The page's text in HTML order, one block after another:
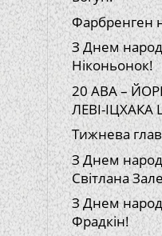
Фарбренген
З Днем
Ніконьонок!
20 АВА –
ЛЕВІ-
Тижнева
З Днем
Світлана
З Днем
Фрадкін!